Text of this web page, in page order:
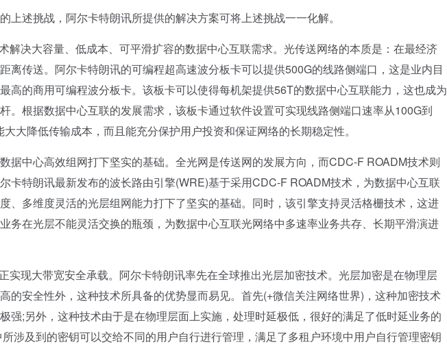
述挑战，阿尔卡特朗讯所提供的解决方案可将上述挑战一一化解。
决大容量、低成本、可平滑扩容的数据中心互联需求。光传送网络的本质是：在最经济
离传送。阿尔卡特朗讯的可编程超高速波分板卡可以提供500G的线路侧端口，这是业内目
高的商用可编程波分板卡。该板卡可以使得每机架提供56T的数据中心互联能力，这也成为
。根据数据中心互联的发展需求，该板卡通过软件设置可实现线路侧端口速率从100G到
大降低传输成本，而且能充分保护用户投资和保证网络的长期稳定性。
中心高效组网打下坚实的基础。全光网是传送网的发展方向，而CDC-F ROADM技术则
卡特朗讯最新发布的波长路由引擎(WRE)基于采用CDC-F ROADM技术，为数据中心互联
、多维度灵活的光层组网能力打下了坚实的基础。同时，该引擎支持灵活格栅技术，这进
务在光层不能灵活交换的瓶颈，为数据中心互联光网络中多速率业务共存、长期平滑演进
现大带宽安全承载。阿尔卡特朗讯率先在全球推出光层加密技术。光层加密是在物理层
的安全性外，这种技术所具备的优势显而易见。首先(+微信关注网络世界)，这种加密技术
强;另外，这种技术由于是在物理层面上实施，处理时延极低，很好的满足了低时延业务的
涉及到的密钥可以交给不同的用户自行进行管理，满足了多租户环境中用户自行管理密钥